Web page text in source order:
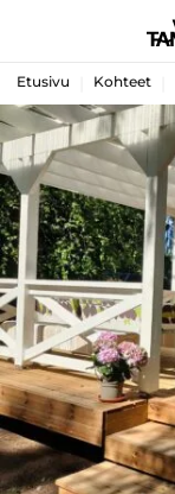
Etusivu Kohteet